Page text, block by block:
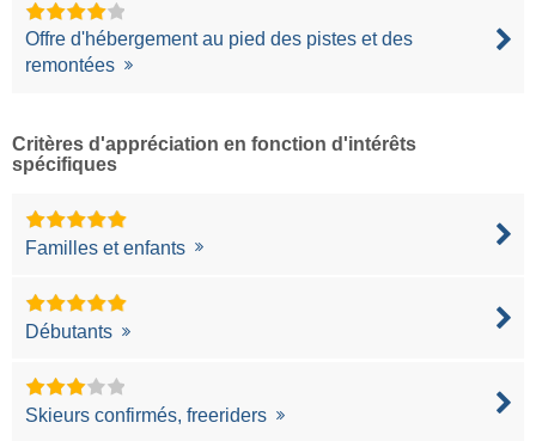
Offre d'hébergement au pied des pistes et des
remontées
Critères d'appréciation en fonction d'intérêts
spécifiques
Familles et enfants
Débutants
Skieurs confirmés, freeriders